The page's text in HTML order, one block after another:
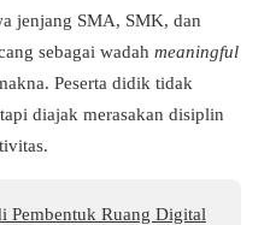
jenjang SMA, SMK, dan
sebagai wadah meaningful
Peserta didik tidak
diajak merasakan disiplin
Pembentuk Ruang Digital